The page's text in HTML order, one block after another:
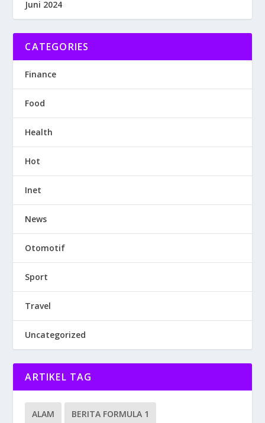
Juni 2024
CATEGORIES
Finance
Food
Health
Hot
Inet
News
Otomotif
Sport
Travel
Uncategorized
ARTIKEL TAG
ALAM BERITA FORMULA 1